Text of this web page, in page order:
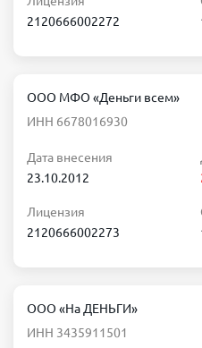
2120666002272
ООО МФО «Деньги всем»
ИНН 6678016930
Дата внесения
23.10.2012
Лицензия
2120666002273
ООО «На ДЕНЬГИ»
ИНН 3435911501